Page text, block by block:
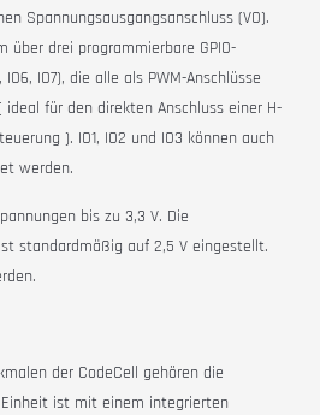
Spannungsausgangsanschluss (VO).
drei programmierbare GPIO-
IO6, IO7), die alle als PWM-Anschlüsse
ideal für den direkten Anschluss einer H-
). IO1, IO2 und IO3 können auch
werden.
bis zu 3,3 V. Die
standardmäßig auf 2,5 V eingestellt.
der CodeCell gehören die
ist mit einem integrierten